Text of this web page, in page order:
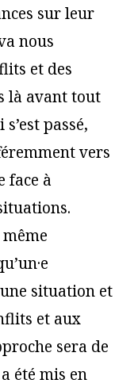
sur leur
nous
et des
là avant tout
passé,
vers
face à
situation et
et aux
sera de
été mis en